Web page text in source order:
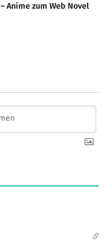
Anime zum Web Novel